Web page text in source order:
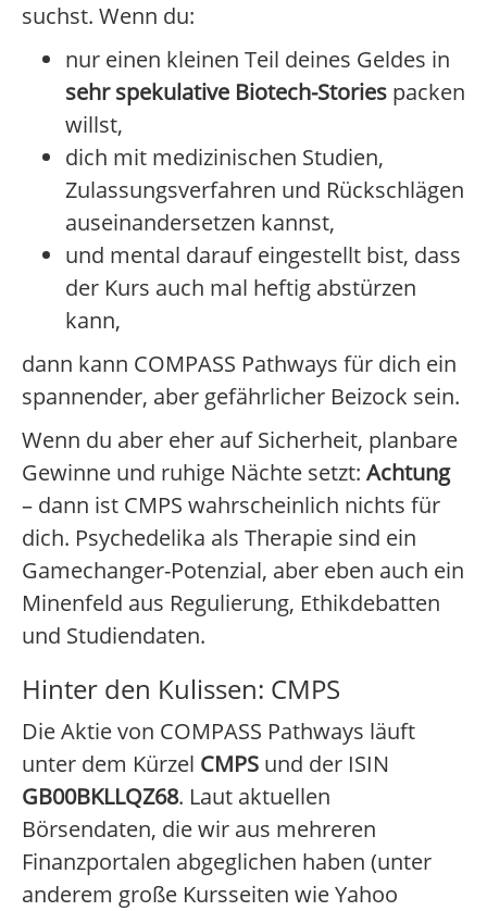
suchst. Wenn du:
nur einen kleinen Teil deines Geldes in
sehr spekulative Biotech-Stories packen
willst,
dich mit medizinischen Studien,
Zulassungsverfahren und Rückschlägen
auseinandersetzen kannst,
und mental darauf eingestellt bist, dass
der Kurs auch mal heftig abstürzen
kann,
dann kann COMPASS Pathways für dich ein
spannender, aber gefährlicher Beizock sein.
Wenn du aber eher auf Sicherheit, planbare
Gewinne und ruhige Nächte setzt: Achtung
– dann ist CMPS wahrscheinlich nichts für
dich. Psychedelika als Therapie sind ein
Gamechanger-Potenzial, aber eben auch ein
Minenfeld aus Regulierung, Ethikdebatten
und Studiendaten.
Hinter den Kulissen: CMPS
Die Aktie von COMPASS Pathways läuft
unter dem Kürzel CMPS und der ISIN
GB00BKLLQZ68. Laut aktuellen
Börsendaten, die wir aus mehreren
Finanzportalen abgeglichen haben (unter
anderem große Kursseiten wie Yahoo